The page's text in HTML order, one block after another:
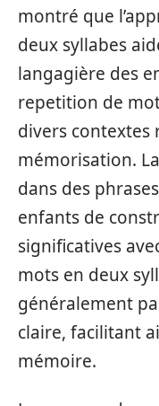
montré que
deux syllabes
langagière des
repetition de
divers contextes
mémorisation.
dans des
enfants de
significatives
mots en deux
généralement
claire, facilitant
mémoire.